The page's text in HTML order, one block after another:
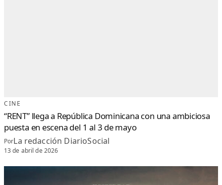
CINE
“RENT” llega a República Dominicana con una ambiciosa
puesta en escena del 1 al 3 de mayo
PorLa redacción DiarioSocial
13 de abril de 2026